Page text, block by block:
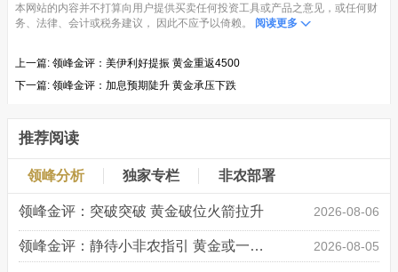
本网站的内容并不打算向用户提供买卖任何投资工具或产品之意见，或任何财
务、法律、会计或税务建议， 因此不应予以倚赖。 阅读更多
上一篇: 领峰金评：美伊利好提振 黄金重返4500
下一篇: 领峰金评：加息预期陡升 黄金承压下跌
推荐阅读
领峰分析 独家专栏 非农部署
领峰金评：突破突破 黄金破位火箭拉升 2026-08-06
领峰金评：静待小非农指引 黄金或一击破局 2026-08-05